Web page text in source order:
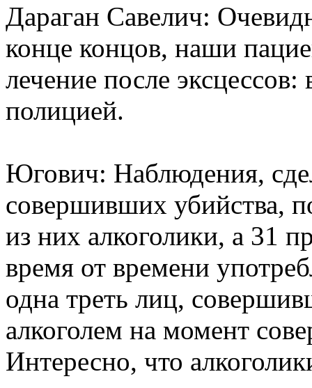
Дараган Савелич:
конце концов, наши
лечение после
полицией.
Югович: Наблюдения,
совершивших убийства,
из них алкоголики, а 31
время от времени
одна треть лиц,
алкоголем на момент
Интересно, что